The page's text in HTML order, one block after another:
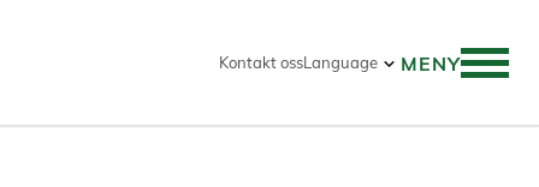
Kontakt ossLanguage MENY